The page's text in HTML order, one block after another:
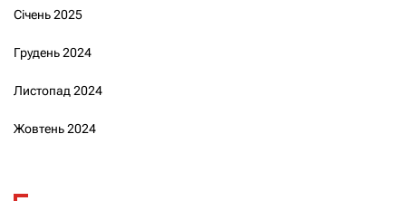
Січень 2025
Грудень 2024
Листопад 2024
Жовтень 2024